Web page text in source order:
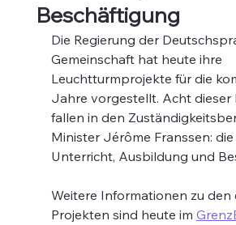
Beschäftigung
Die Regierung der
Gemeinschaft hat heute ihre
Leuchtturmprojekte für die
Jahre vorgestellt. Acht dieser
fallen in den
Minister Jérôme Franssen: die
Unterricht, Ausbildung und
Weitere Informationen zu den
Projekten sind heute im